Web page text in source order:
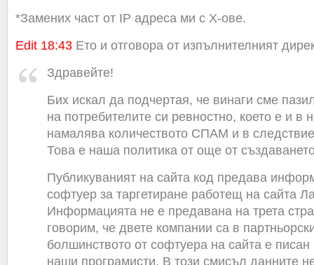
*Замених част от IP адреса ми с X-ове.
Edit 18:43 Ето и отговора от изпълнителният
Здравейте!
Бих искал да подчертая, че винаги сме
на потребителите си ревностно, което е и в
намалява количеството СПАМ и в
Това е наша политика от още от
Публикуваният на сайта код предава
софтуер за таргетиране работещ на сайта
Информацията не е предавана на трета
говорим, че двете компании са в
болшинството от софтуера на сайта е
наши програмисти. В този смисъл данните